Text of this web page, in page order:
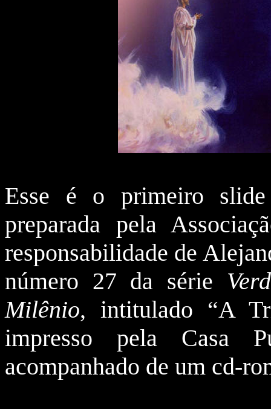
Esse é o primeiro slide
preparada pela
responsabilidade de
número 27 da série
Milênio, intitulado “A
impresso pela Casa
acompanhado de um cd-